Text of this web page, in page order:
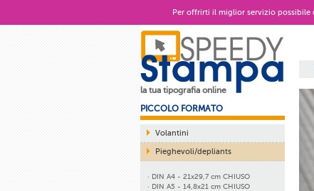
Per offrirti il miglior servizio possibile
la tua tipografia online
PICCOLO FORMATO
Volantini
Pieghevoli/depliants
· DIN A4 - 21x29,7 cm CHIUSO
· DIN A5 - 14,8x21 cm CHIUSO